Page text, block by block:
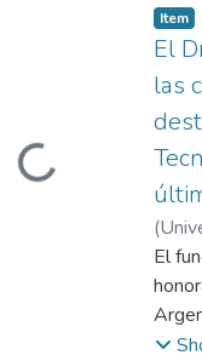
Loading...
Item
El
las
(
El